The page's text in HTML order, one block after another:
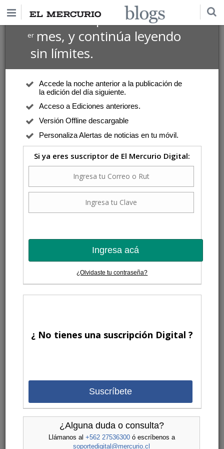
Suscríbete por $1 USD
ermes, y continúa leyendo
sin límites.
Accede la noche anterior a la publicación de
la edición del día siguiente.
Acceso a Ediciones anteriores.
Versión Offline descargable
Personaliza Alertas de noticias en tu móvil.
Si ya eres suscriptor de El Mercurio Digital:
Ingresa acá
¿Olvidaste tu contraseña?
¿ No tienes una suscripción Digital ?
Suscríbete
¿Alguna duda o consulta?
Llámanos al +562 27536300ó escríbenos a
soportedigital@mercurio.cl